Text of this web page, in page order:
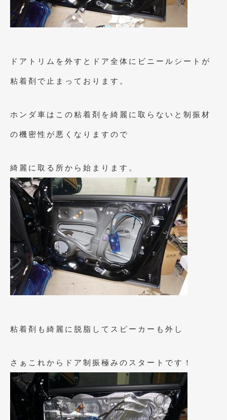
2020年4月(4)
2020年3月(4)
2019年8月(10)
2019年7月(17)
2019年6月(16)
2019年5月(21)
2019年4月(6)
2019年3月(1)
2019年2月 (6)
2018年12月 (3)
2018年10月(4)
2018年9月(8)
2018年8月(6)
ドアトリムを外すとドア全体にビニールシートが
粘着剤で止まっております。
ホンダ車はこの粘着剤を綺麗に取らないと制振材
の機密性が悪くなりますので
綺麗に取る所から始まります。
粘着剤も綺麗に脱脂してスピーカーも外し
さぁこれからドア制振極みのスタートです！